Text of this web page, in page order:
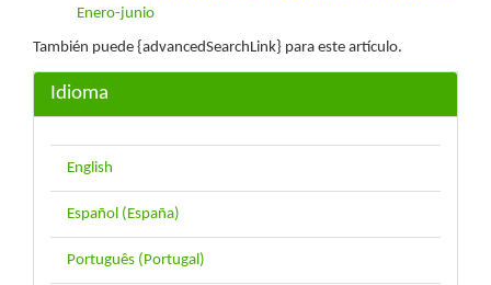
Enero-junio
También puede {advancedSearchLink} para este artículo.
Idioma
English
Español (España)
Português (Portugal)